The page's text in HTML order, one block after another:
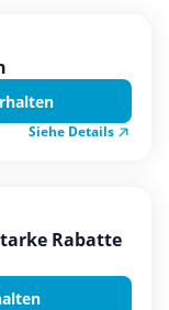
Siehe Details
Rabatte